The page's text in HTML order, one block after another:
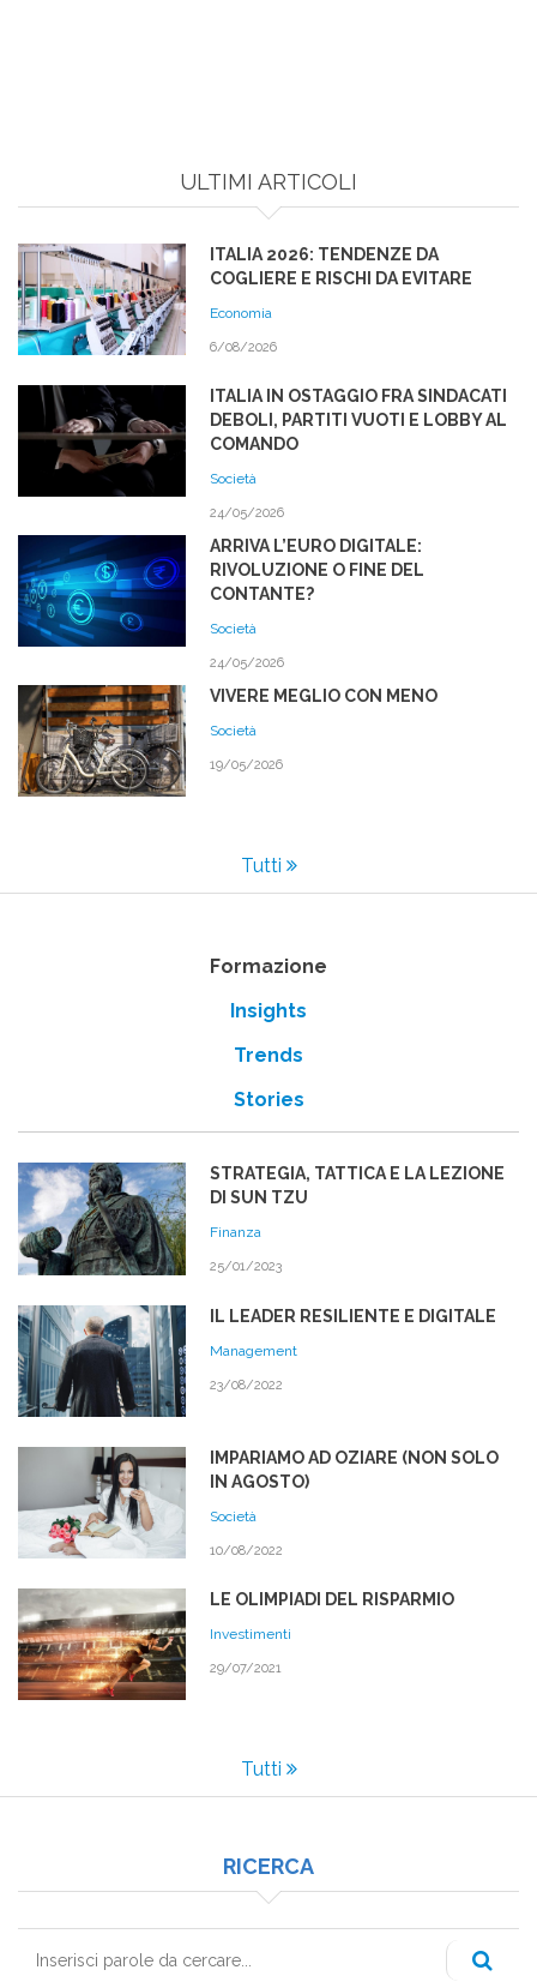
ULTIMI ARTICOLI
ITALIA 2026: TENDENZE DA
COGLIERE E RISCHI DA EVITARE
Economia
6/08/2026
ITALIA IN OSTAGGIO FRA SINDACATI
DEBOLI, PARTITI VUOTI E LOBBY AL
COMANDO
Società
24/05/2026
ARRIVA L’EURO DIGITALE:
RIVOLUZIONE O FINE DEL
CONTANTE?
Società
24/05/2026
VIVERE MEGLIO CON MENO
Società
19/05/2026
Tutti
Formazione
Insights
Trends
Stories
STRATEGIA, TATTICA E LA LEZIONE
DI SUN TZU
Finanza
25/01/2023
IL LEADER RESILIENTE E DIGITALE
Management
23/08/2022
IMPARIAMO AD OZIARE (NON SOLO
IN AGOSTO)
Società
10/08/2022
LE OLIMPIADI DEL RISPARMIO
Investimenti
29/07/2021
Tutti
RICERCA